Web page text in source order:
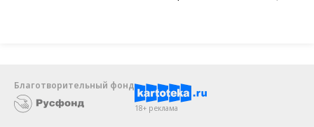
Благотворительный фонд
18+ реклама